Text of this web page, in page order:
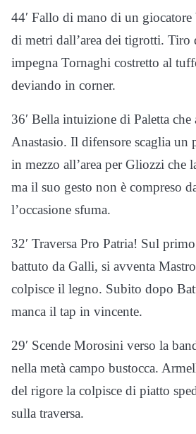
44′ Fallo di mano di un giocatore
di metri dall’area dei tigrotti. Tiro
impegna Tornaghi costretto al
deviando in corner.
36′ Bella intuizione di Paletta che
Anastasio. Il difensore scaglia un
in mezzo all’area per Gliozzi che
ma il suo gesto non è compreso
l’occasione sfuma.
32′ Traversa Pro Patria! Sul
battuto da Galli, si avventa
colpisce il legno. Subito dopo
manca il tap in vincente.
29′ Scende Morosini verso la
nella metà campo bustocca.
del rigore la colpisce di piatto
sulla traversa.